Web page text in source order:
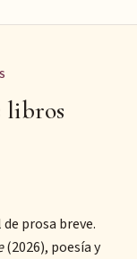
libros
prosa breve.
(2026), poesía y